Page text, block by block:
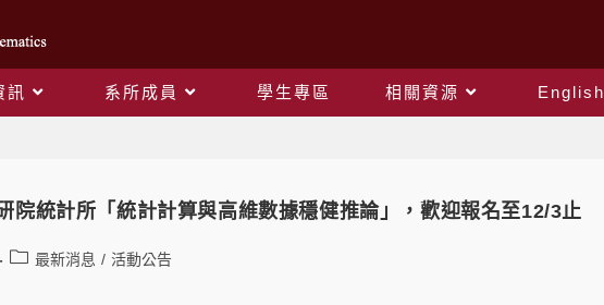
訊 系所成員 學生專區 相關資源
English
院統計所「統計計算與高維數據穩健推論」，歡迎報名至12/3止
最新消息 / 活動公告